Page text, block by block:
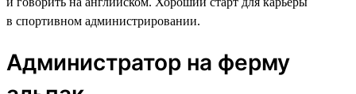
в спортивном администрировании.
Администратор на ферму